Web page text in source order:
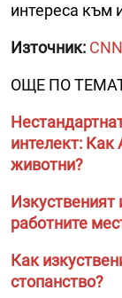
интереса към
Източник: CNN
ОЩЕ ПО
интелект: Как
животни?
Изкуственият
работните
Как
стопанство?